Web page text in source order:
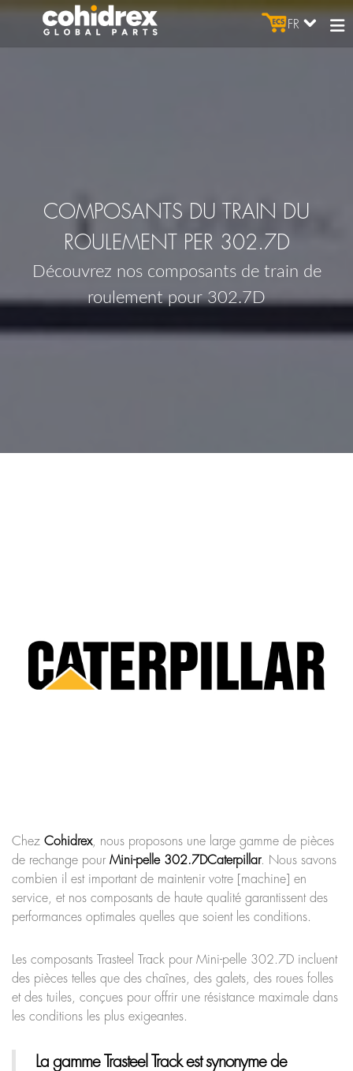
FR
COMPOSANTS DU TRAIN DU
ROULEMENT PER 302.7D
Découvrez nos composants de train de
roulement pour 302.7D
Chez Cohidrex, nous proposons une large gamme de pièces
de rechange pour Mini-pelle 302.7DCaterpillar. Nous savons
combien il est important de maintenir votre [machine] en
service, et nos composants de haute qualité garantissent des
performances optimales quelles que soient les conditions.
Les composants Trasteel Track pour Mini-pelle 302.7D incluent
des pièces telles que des chaînes, des galets, des roues folles
et des tuiles, conçues pour offrir une résistance maximale dans
les conditions les plus exigeantes.
La gamme Trasteel Trackest synonyme de